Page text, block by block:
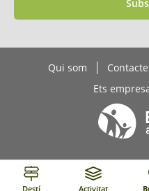
Qui som Contacte
Ets
Destí Activitat